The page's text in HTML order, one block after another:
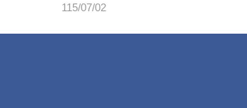
115/07/02